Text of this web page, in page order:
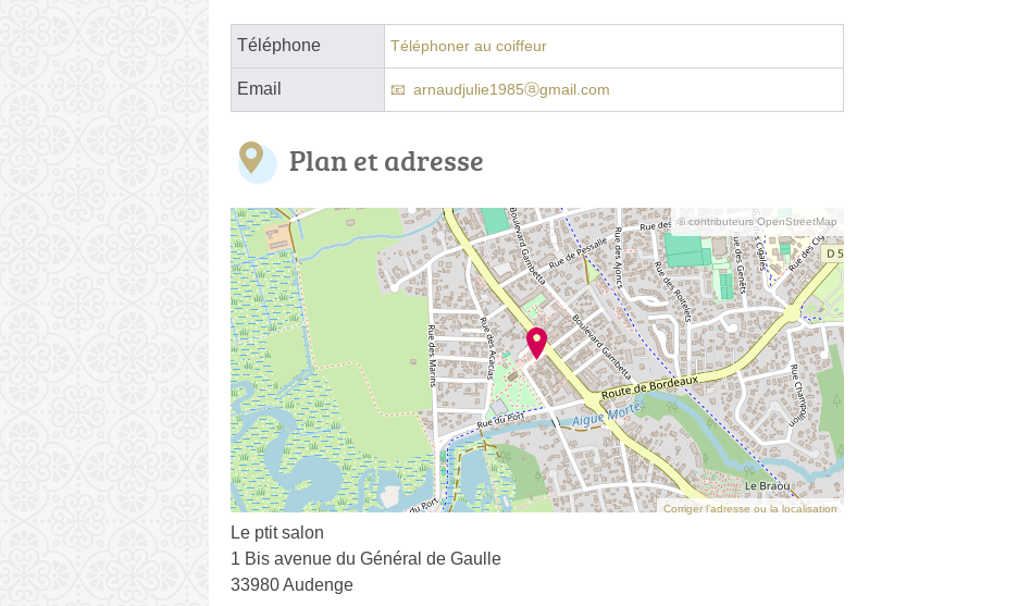
Téléphone Téléphoner au coiffeur
Email arnaudjulie1985ⓐgmail.com
Plan et adresse
© contributeurs OpenStreetMap
Corriger l’adresse ou la localisation
Le ptit salon
1 Bis avenue du Général de Gaulle
33980 Audenge